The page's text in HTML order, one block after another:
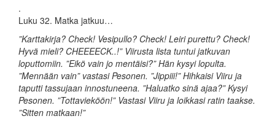
.
Luku 32. Matka jatkuu…
”Karttakirja? Check! Vesipullo? Check! Leiri purettu? Check!
Hyvä mieli? CHEEEECK..!” Viirusta lista tuntui jatkuvan
loputtomiin. ”Eikö vain jo mentäisi?” Hän kysyi lopulta.
”Mennään vain” vastasi Pesonen. ”Jippiii!” Hihkaisi Viiru ja
taputti tassujaan innostuneena. ”Haluatko sinä ajaa?” Kysyi
Pesonen. ”Tottavieköön!” Vastasi Viiru ja loikkasi ratin taakse.
”Sitten matkaan!”